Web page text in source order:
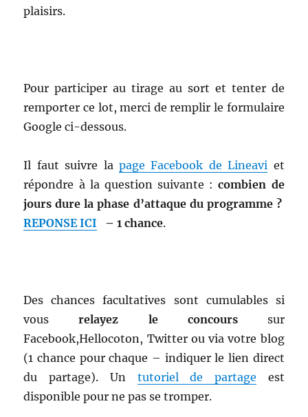
plaisirs.
Pour participer au tirage au sort et tenter de
remporter ce lot, merci de remplir le formulaire
Google ci-dessous.
Il faut suivre la page Facebook de Lineavi et
répondre à la question suivante :combien de
jours dure la phase d’attaque du programme ?
REPONSE ICI – 1 chance.
Des chances facultatives sont cumulables si
vousrelayez le concourssur
Facebook,Hellocoton, Twitter ou via votre blog
(1 chance pour chaque – indiquer le lien direct
du partage). Un tutoriel de partage est
disponible pour ne pas se tromper.